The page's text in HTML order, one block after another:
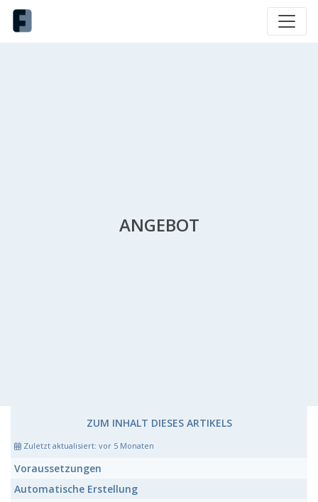
ANGEBOT
ZUM INHALT DIESES ARTIKELS
Zuletzt aktualisiert: vor 5 Monaten
Voraussetzungen
Automatische Erstellung